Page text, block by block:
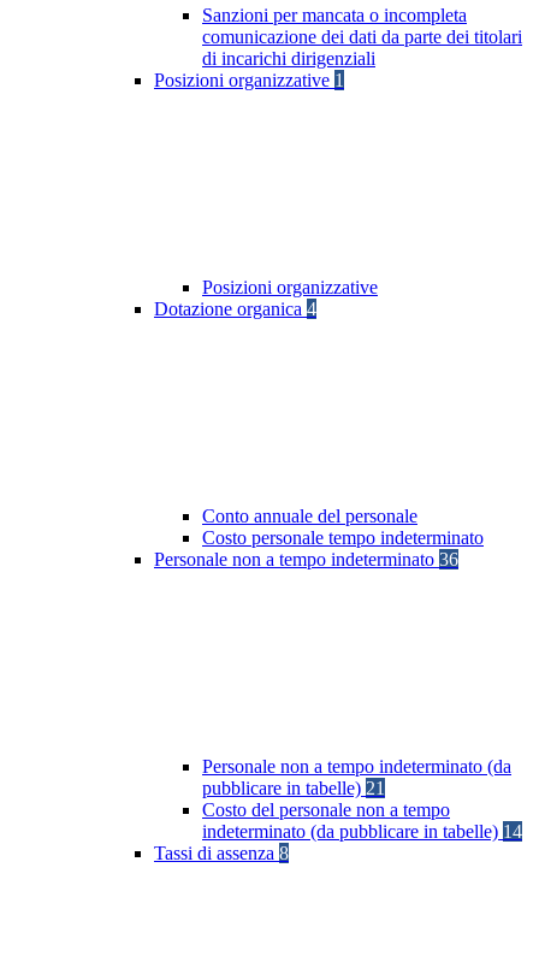
Sanzioni per mancata o incompleta
comunicazione dei dati da parte dei titolari
di incarichi dirigenziali
Posizioni organizzative 1
Posizioni organizzative
Dotazione organica 4
Conto annuale del personale
Costo personale tempo indeterminato
Personale non a tempo indeterminato 36
Personale non a tempo indeterminato (da
pubblicare in tabelle) 21
Costo del personale non a tempo
indeterminato (da pubblicare in tabelle) 14
Tassi di assenza 8